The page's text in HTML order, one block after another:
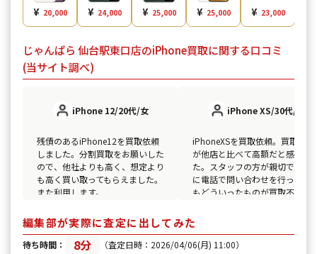
¥ 20,000 ¥ 24,000 ¥ 25,000 ¥ 25,000 ¥ 23,000
じゃんぱら 仙台駅東口店のiPhone買取に関する口コミ
(当サイト調べ)
iPhone 12/20代/女
残債のあるiPhone12を買取依頼
しました。分割買取をお願いした
ので、他社よりも高く、想定より
も高く買い取ってもらえました。
また利用します。
iPhone XS/30代/男
iPhoneXSを買取依頼。買取金額
が他店と比べて高額だと感じま
た。スタッフの方が親切で、事
に電話で問い合わせを行った際
もどういったものが買取不可な
編集部が実際に査定に出してみた
待ち時間： 8分 （査定日時：2026/04/06(月) 11:00）